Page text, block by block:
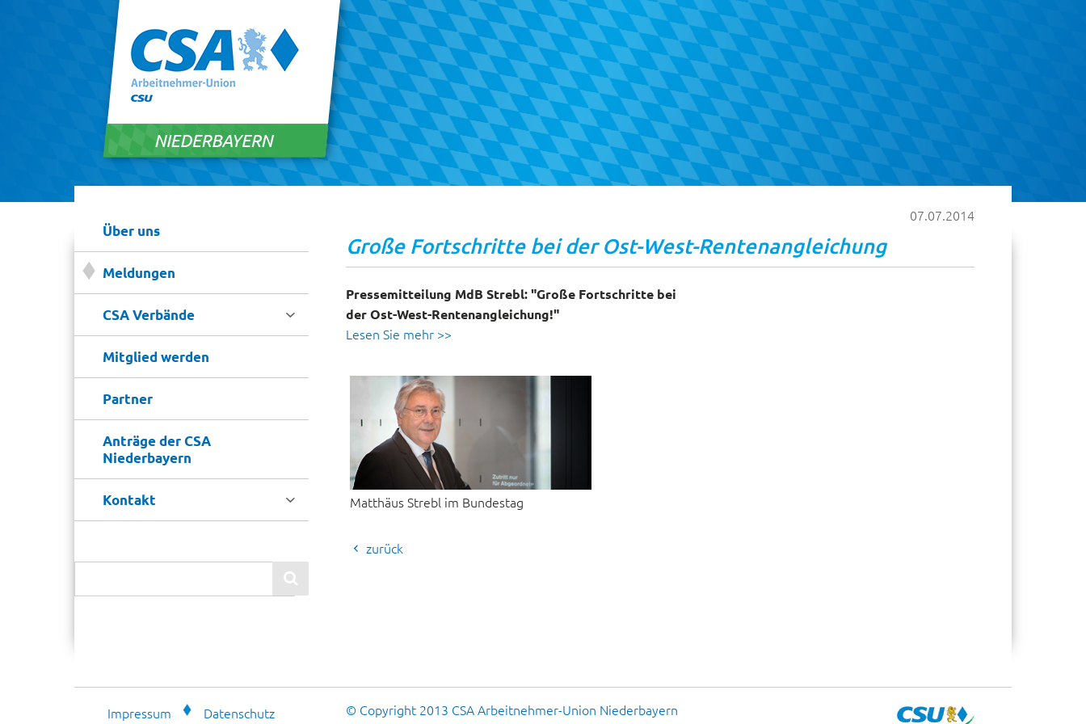
Über uns
Meldungen
CSA Verbände 
Mitglied werden
Partner
Anträge der CSA
Niederbayern
Kontakt 

07.07.2014
Große Fortschritte bei der Ost-West-Rentenangleichung
Pressemitteilung MdB Strebl: "Große Fortschritte bei
der Ost-West-Rentenangleichung!"
Lesen Sie mehr >>
Matthäus Strebl im Bundestag
zurück
Impressum Datenschutz © Copyright 2013 CSA Arbeitnehmer-Union Niederbayern